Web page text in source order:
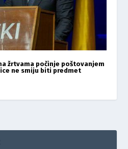
žrtvama počinje poštovanjem
ne smiju biti predmet